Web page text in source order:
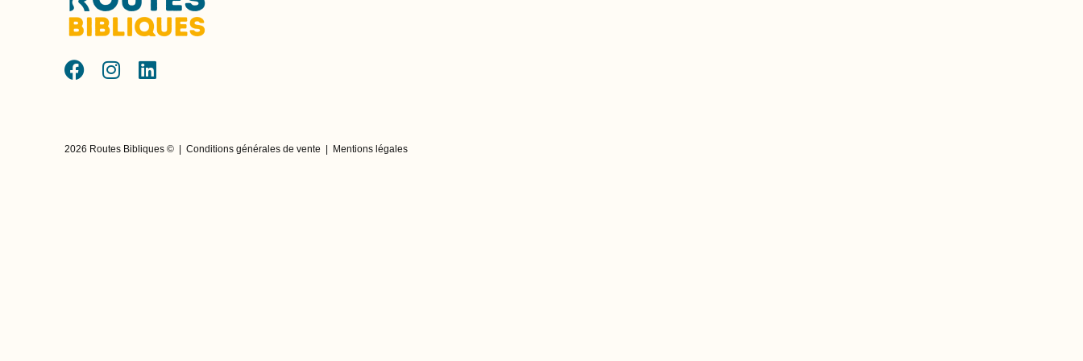
2026 Routes Bibliques © Conditions générales de vente Mentions légales